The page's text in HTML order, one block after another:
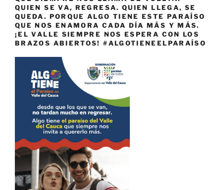
QUIEN SE VA, REGRESA. QUIEN LLEGA, SE
QUEDA. PORQUE ALGO TIENE ESTE PARAÍSO
QUE NOS ENAMORA CADA DÍA MÁS Y MÁS.
¡EL VALLE SIEMPRE NOS ESPERA CON LOS
BRAZOS ABIERTOS! #ALGOTIENEELPARAÍSO